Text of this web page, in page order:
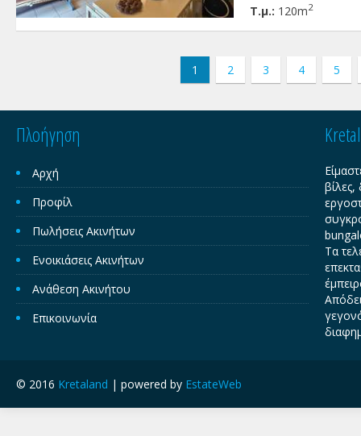
εντοιχισμένη
σαλόνι -
θέρμανση, ηλιακό
condition .
συσκευές .
Τ.μ.: 120m2
1 2 3 4 5
Πλοήγηση
Αρχή
Προφίλ
Πωλήσεις Ακινήτων
Ενοικιάσεις Ακινήτων
Ανάθεση Ακινήτου
Επικοινωνία
βίλες,
Τα
© 2016 Kretaland | powered by EstateWeb